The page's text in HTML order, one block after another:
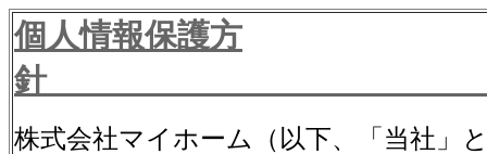
個人情報保護方
針
株式会社マイホーム（以下、「当社」